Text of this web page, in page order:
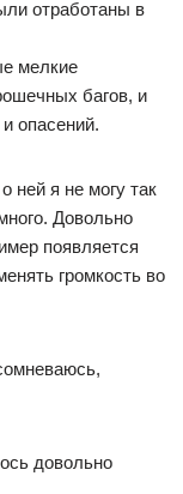
отработаны в
мелкие
багов, и
опасений.
ней я не могу так
Довольно
появляется
громкость во
довольно